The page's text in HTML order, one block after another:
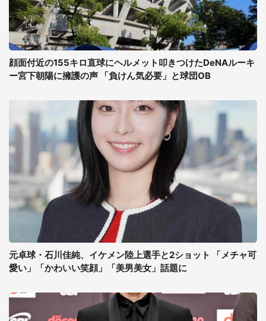
顔面付近の155キロ直球にヘルメット叩きつけたDeNAルーキ
ー宮下朝陽に擁護の声 「負けん気必要」と球団OB
元卓球・石川佳純、イケメン陸上選手と2ショット 「メチャ可
愛い」「かわいい笑顔」「美男美女」話題に